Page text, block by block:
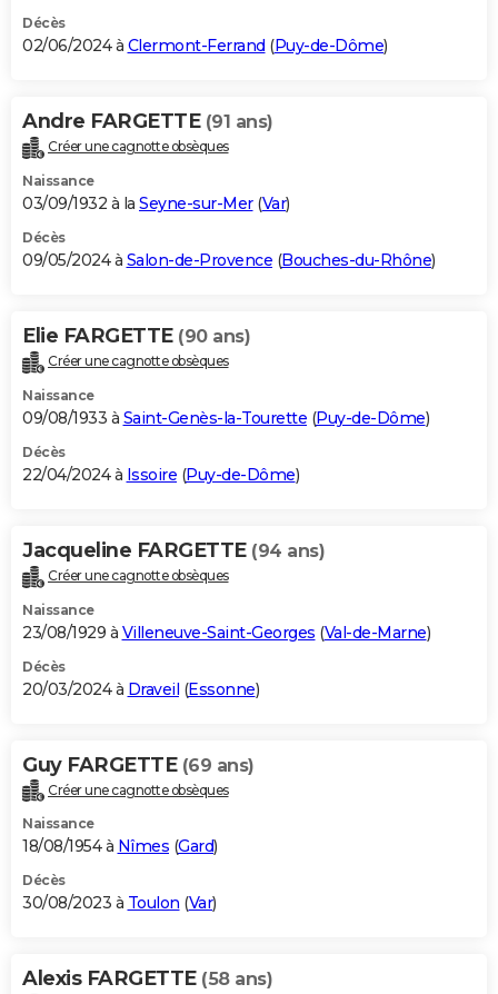
Décès
02/06/2024 à Clermont-Ferrand (Puy-de-Dôme)
Andre FARGETTE (91 ans)
Créer une cagnotte obsèques
Naissance
03/09/1932 à la Seyne-sur-Mer(Var)
Décès
09/05/2024 à Salon-de-Provence (Bouches-du-Rhône)
Elie FARGETTE (90 ans)
Créer une cagnotte obsèques
Naissance
09/08/1933 à Saint-Genès-la-Tourette (Puy-de-Dôme)
Décès
22/04/2024 à Issoire (Puy-de-Dôme)
Jacqueline FARGETTE (94 ans)
Créer une cagnotte obsèques
Naissance
23/08/1929 à Villeneuve-Saint-Georges (Val-de-Marne)
Décès
20/03/2024 à Draveil (Essonne)
Guy FARGETTE (69 ans)
Créer une cagnotte obsèques
Naissance
18/08/1954 à Nîmes (Gard)
Décès
30/08/2023 à Toulon (Var)
Alexis FARGETTE (58 ans)